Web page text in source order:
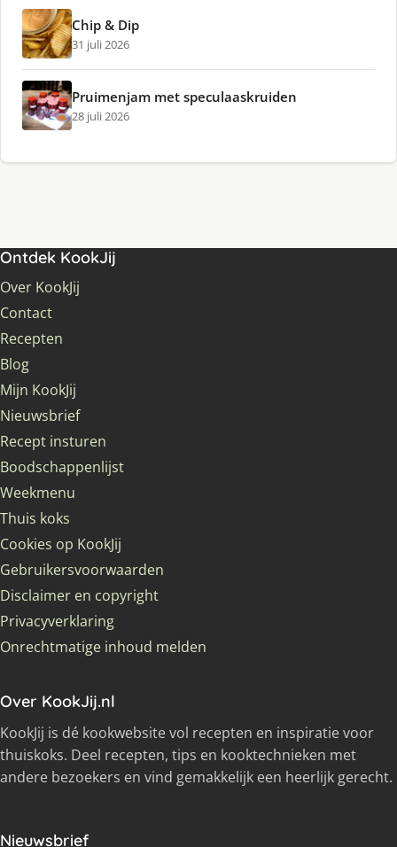
Chip & Dip
31 juli 2026
Pruimenjam met speculaaskruiden
28 juli 2026
Ontdek KookJij
Over KookJij
Contact
Recepten
Blog
Mijn KookJij
Nieuwsbrief
Recept insturen
Boodschappenlijst
Weekmenu
Thuis koks
Cookies op KookJij
Gebruikersvoorwaarden
Disclaimer en copyright
Privacyverklaring
Onrechtmatige inhoud melden
Over KookJij.nl
KookJij is dé kookwebsite vol recepten en inspiratie voor
thuiskoks. Deel recepten, tips en kooktechnieken met
andere bezoekers en vind gemakkelijk een heerlijk gerecht.
Nieuwsbrief